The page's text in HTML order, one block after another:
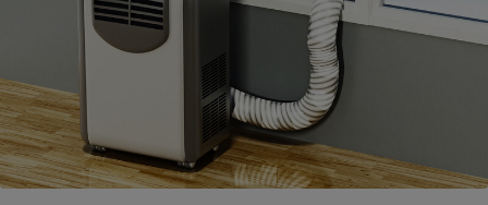
Sécurité - Hygiène
Assurance
Banque - Crédit
Epargne - Fiscalité
Circulation routière
Contrôle technique -
Pièce détachée
Moto
Supermarché - Drive
Comparatif
Comparatif plaque à
Comparatif hotte
Comparatif casque audio
Comparatif barre de son
Comparatif imprimante
Crédit immobilier
Comparatif tondeuse
Comparatif poêle à
Comparatif radiateur
Maison de retraite
Choisir son fioul
Choisir son pellet
Comparateur assurance emprunteur
Energie Moins Chère Ensemble